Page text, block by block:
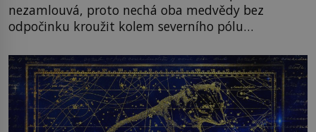
nezamlouvá, proto nechá oba medvědy bez
odpočinku kroužit kolem severního pólu…